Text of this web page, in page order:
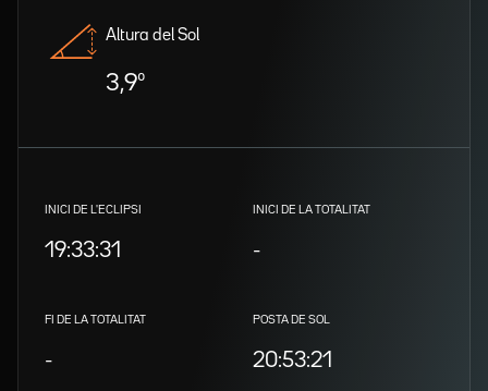
Altura del Sol
3,9º
INICI DE L'ECLIPSI
19:33:31
INICI DE LA TOTALITAT
-
FI DE LA TOTALITAT
-
POSTA DE SOL
20:53:21